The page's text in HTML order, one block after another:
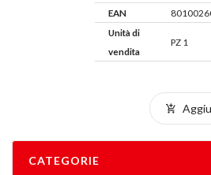
EAN
Unità di
vendita
PZ 1
CATEGORIE